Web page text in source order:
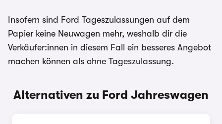
Insofern sind Ford Tageszulassungen auf dem
Papier keine Neuwagen mehr, weshalb dir die
Verkäufer:innen in diesem Fall ein besseres Angebot
machen können als ohne Tageszulassung.
Alternativen zu Ford Jahreswagen